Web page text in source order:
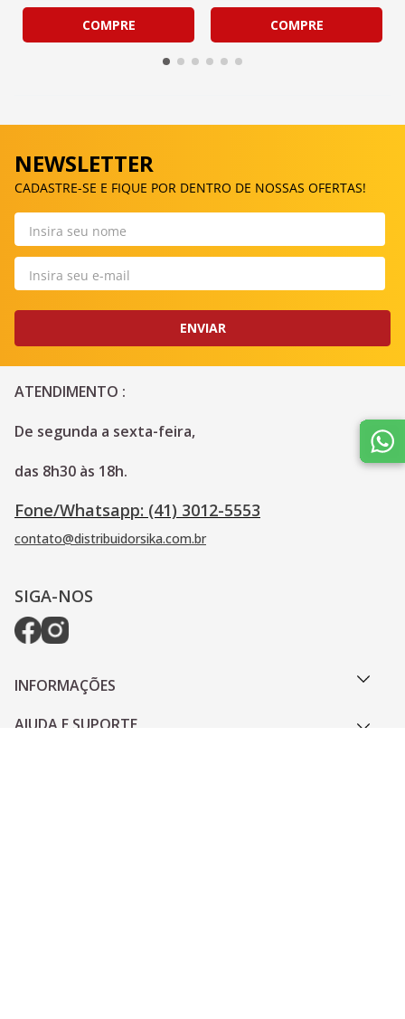
COMPRE COMPRE
NEWSLETTER
CADASTRE-SE E FIQUE POR DENTRO DE NOSSAS OFERTAS!
ENVIAR
ATENDIMENTO :
De segunda a sexta-feira,
das 8h30 às 18h.
Fone/Whatsapp: (41) 3012-5553
contato@distribuidorsika.com.br
SIGA-NOS
INFORMAÇÕES
AJUDA E SUPORTE